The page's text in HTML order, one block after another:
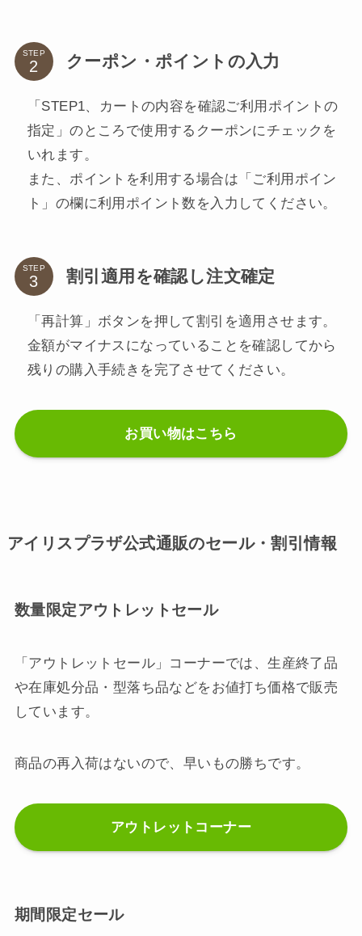
STEP クーポン・ポイントの入力
「STEP1、カートの内容を確認ご利用ポイントの
指定」のところで使用するクーポンにチェックを
いれます。
また、ポイントを利用する場合は「ご利用ポイン
ト」の欄に利用ポイント数を入力してください。
STEP 割引適用を確認し注文確定
「再計算」ボタンを押して割引を適用させます。
金額がマイナスになっていることを確認してから
残りの購入手続きを完了させてください。
お買い物はこちら
アイリスプラザ公式通販のセール・割引情報
数量限定アウトレットセール
「アウトレットセール」コーナーでは、生産終了品
や在庫処分品・型落ち品などをお値打ち価格で販売
しています。
商品の再入荷はないので、早いもの勝ちです。
アウトレットコーナー
期間限定セール